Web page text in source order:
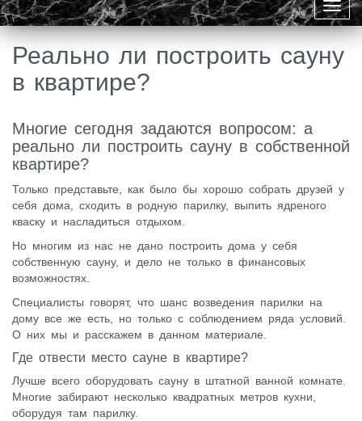
Реально ли построить сауну
в квартире?
Многие сегодня задаются вопросом: а
реально ли построить сауну в собственной
квартире?
Только представьте, как было бы хорошо собрать друзей у
себя дома, сходить в родную парилку, выпить ядреного
кваску и насладиться отдыхом.
Но многим из нас не дано построить дома у себя
собственную сауну, и дело не только в финансовых
возможностях.
Специалисты говорят, что шанс возведения парилки на
дому все же есть, но только с соблюдением ряда условий.
О них мы и расскажем в данном материале.
Где отвести место сауне в квартире?
Лучше всего оборудовать сауну в штатной ванной комнате.
Многие забирают несколько квадратных метров кухни,
оборудуя там парилку.